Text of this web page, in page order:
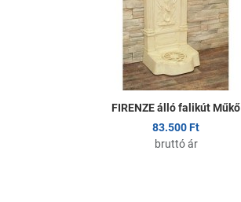
FIRENZE álló falikút Műkő
83.500 Ft
bruttó ár